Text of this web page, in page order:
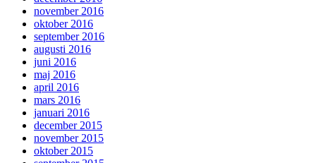
november 2016
oktober 2016
september 2016
augusti 2016
juni 2016
maj 2016
april 2016
mars 2016
januari 2016
december 2015
november 2015
oktober 2015